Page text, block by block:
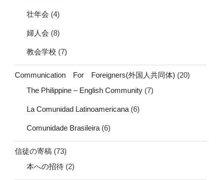
壮年会 (4)
婦人会 (8)
教会学校 (7)
Communication For Foreigners(外国人共同体) (20)
The Philippine – English Community (7)
La Comunidad Latinoamericana (6)
Comunidade Brasileira (6)
信徒の寄稿 (73)
本への招待 (2)